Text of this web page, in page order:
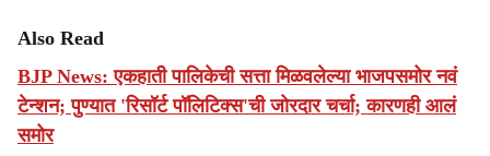
Also Read
BJP News: एकहाती पालिकेची सत्ता मिळवलेल्या भाजपसमोर नवं
टेन्शन; पुण्यात 'रिसॉर्ट पॉलिटिक्स'ची जोरदार चर्चा; कारणही आलं
समोर